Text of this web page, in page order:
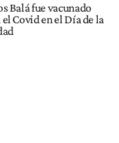
Balá fue vacunado
Covid en el Día de la